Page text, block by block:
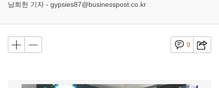
남희헌 기자 - gypsies87@businesspost.co.kr
0